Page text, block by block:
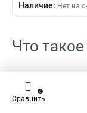
Наличие: Нет на
Что
Скоба для
Сравнить
0